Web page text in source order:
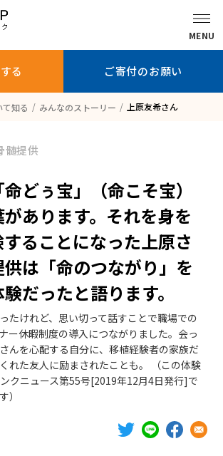
MENU
る ご寄付のお願い
お考えの方へ
する ご寄付のお願い
動
知る みんなのストーリー 上原友希さん
髄提供
どぅ宝」（命こそ宝）
あります。それを身を
ることになった上原さ
は「命のつながり」を
だったと語ります。
たけれど、思い切って話すことで職場での
ー休暇制度の導入につながりました。会っ
んを心配する自分に、移植経験者の家族だ
れた友人に励まされたことも。 （この体験
クニュース第55号[2019年12月4日発行]で
）